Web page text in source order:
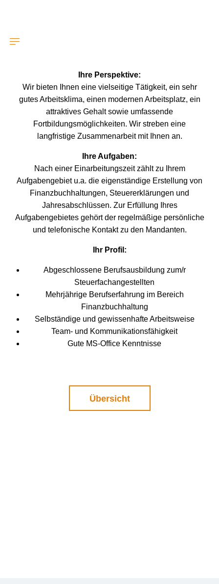
Ihre Perspektive:
Wir bieten Ihnen eine vielseitige Tätigkeit, ein sehr
gutes Arbeitsklima, einen modernen Arbeitsplatz, ein
attraktives Gehalt sowie umfassende
Fortbildungsmöglichkeiten. Wir streben eine
langfristige Zusammenarbeit mit Ihnen an.
Ihre Aufgaben:
Nach einer Einarbeitungszeit zählt zu Ihrem
Aufgabengebiet u.a. die eigenständige Erstellung von
Finanzbuchhaltungen, Steuererklärungen und
Jahresabschlüssen. Zur Erfüllung Ihres
Aufgabengebietes gehört der regelmäßige persönliche
und telefonische Kontakt zu den Mandanten.
Ihr Profil:
Abgeschlossene Berufsausbildung zum/r
Steuerfachangestellten
Mehrjährige Berufserfahrung im Bereich
Finanzbuchhaltung
Selbständige und gewissenhafte Arbeitsweise
Team- und Kommunikationsfähigkeit
Gute MS-Office Kenntnisse
Übersicht